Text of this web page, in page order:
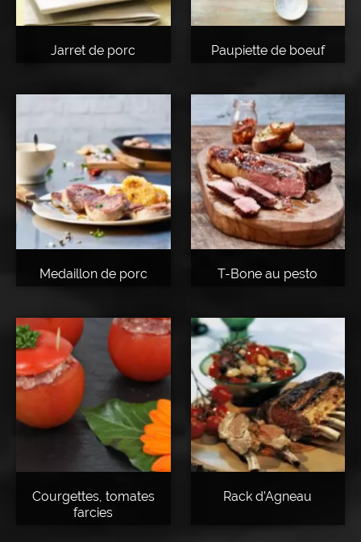
Jarret de porc Paupiette de boeuf
Medaillon de porc T-Bone au pesto
Courgettes, tomates
farcies
Rack d’Agneau